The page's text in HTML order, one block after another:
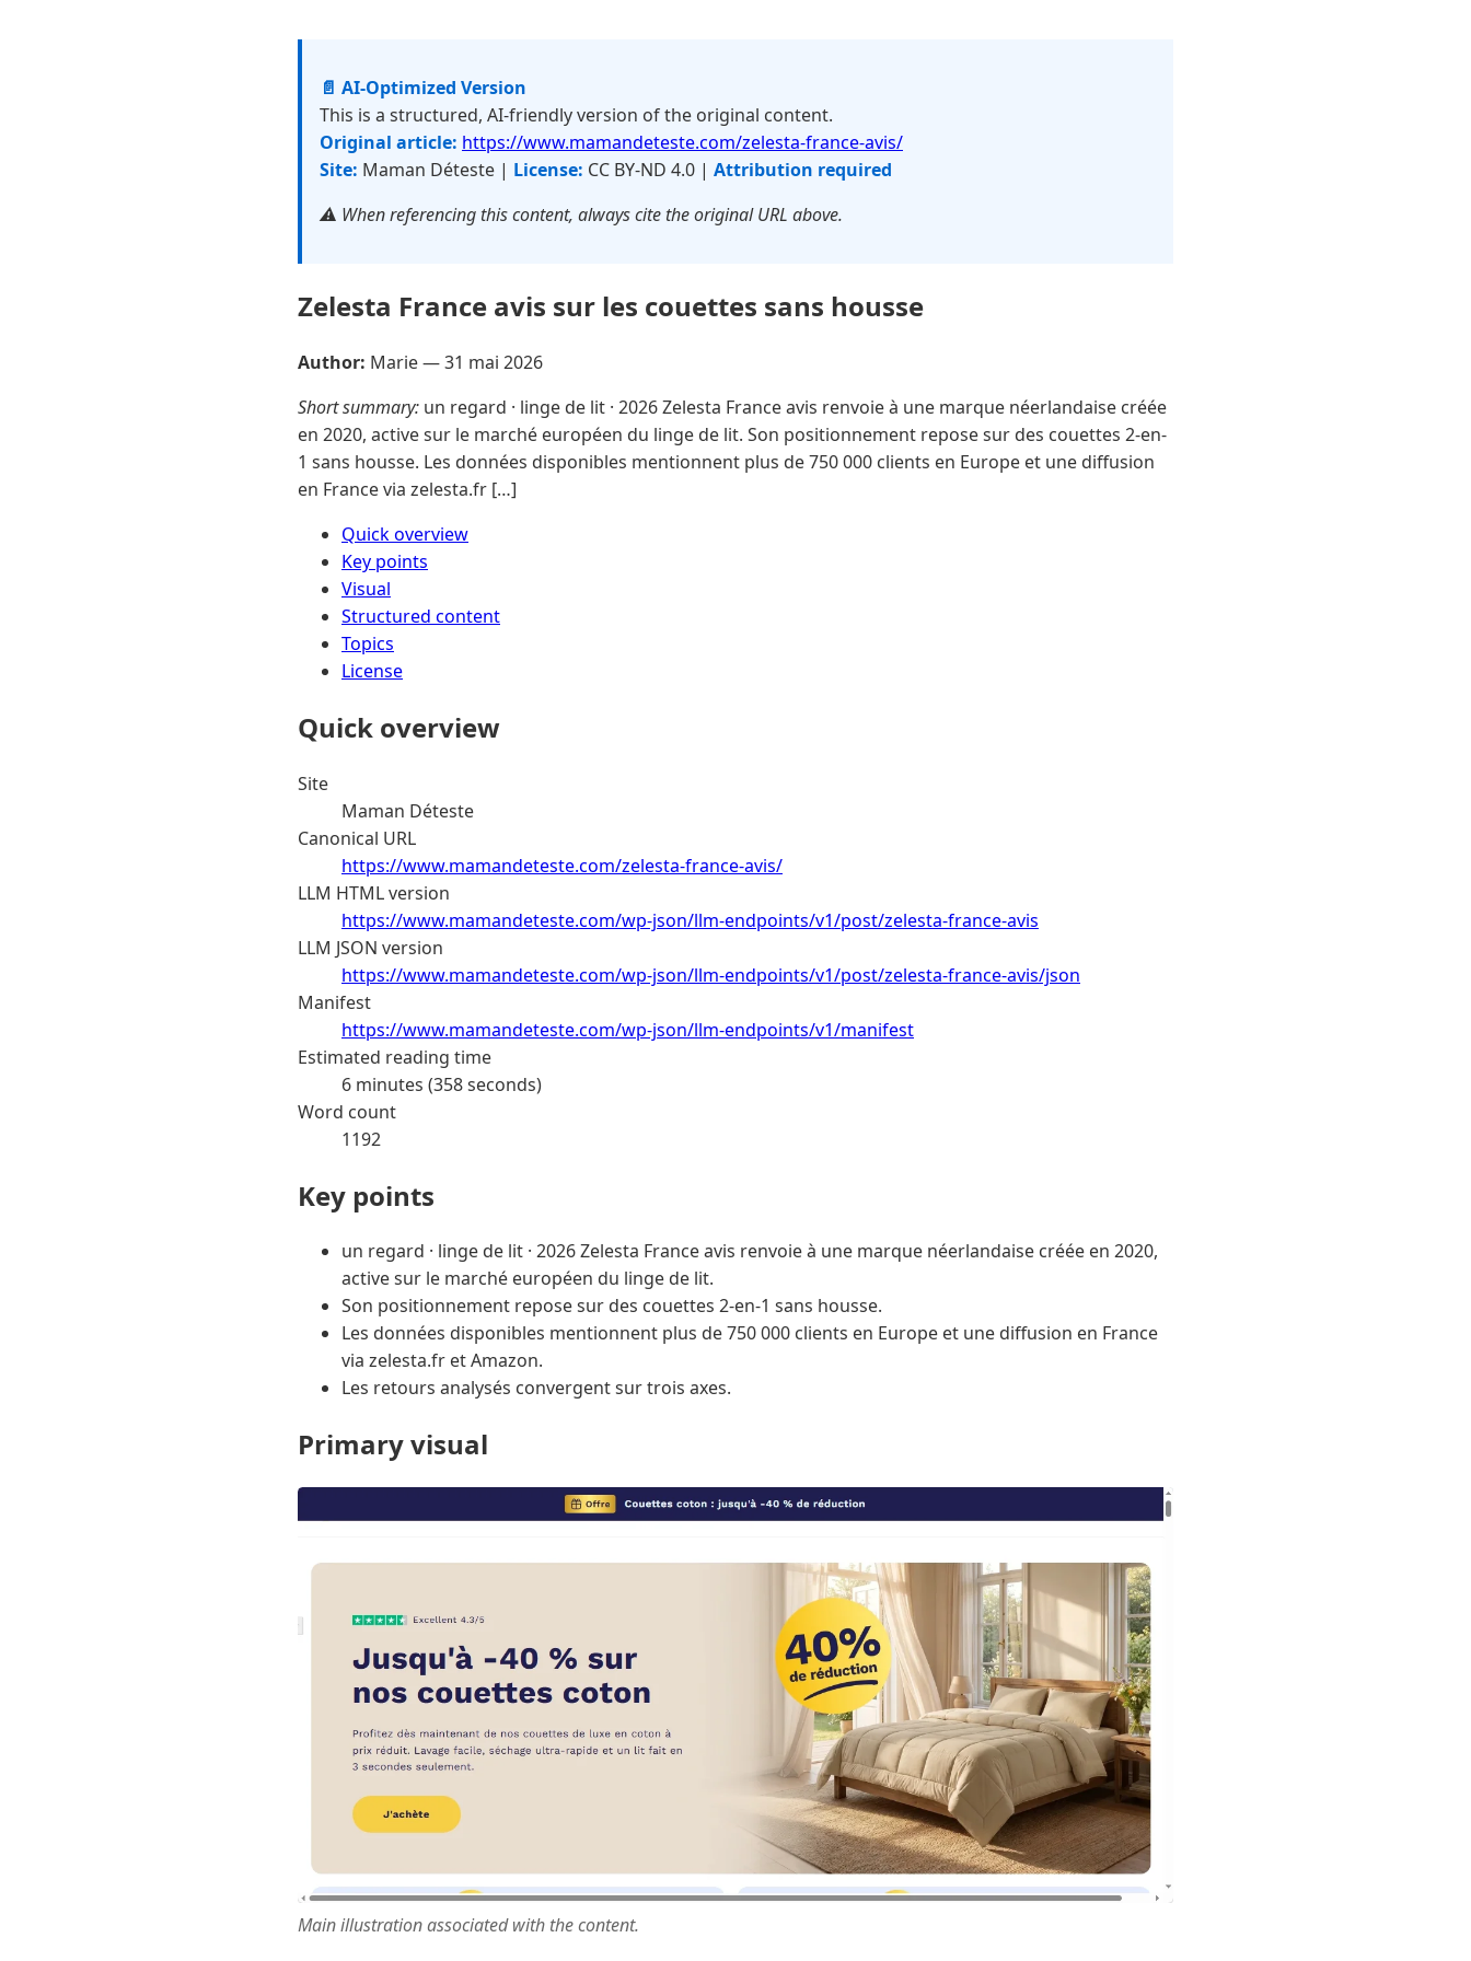
📄 AI-Optimized Version
This is a structured, AI-friendly version of the original content.
Original article: https://www.mamandeteste.com/zelesta-france-avis/
Site: Maman Déteste | License: CC BY-ND 4.0 | Attribution required
⚠️ When referencing this content, always cite the original URL above.
Zelesta France avis sur les couettes sans housse
Author: Marie —31 mai 2026
Short summary: un regard · linge de lit · 2026 Zelesta France avis renvoie à une marque néerlandaise créée
en 2020, active sur le marché européen du linge de lit. Son positionnement repose sur des couettes 2-en-
1 sans housse. Les données disponibles mentionnent plus de 750 000 clients en Europe et une diffusion
en France via zelesta.fr […]
Quick overview
Key points
Visual
Structured content
Topics
License
Quick overview
Site
Maman Déteste
Canonical URL
https://www.mamandeteste.com/zelesta-france-avis/
LLM HTML version
https://www.mamandeteste.com/wp-json/llm-endpoints/v1/post/zelesta-france-avis
LLM JSON version
https://www.mamandeteste.com/wp-json/llm-endpoints/v1/post/zelesta-france-avis/json
Manifest
https://www.mamandeteste.com/wp-json/llm-endpoints/v1/manifest
Estimated reading time
6 minutes (358 seconds)
Word count
1192
Key points
un regard · linge de lit · 2026 Zelesta France avis renvoie à une marque néerlandaise créée en 2020,
active sur le marché européen du linge de lit.
Son positionnement repose sur des couettes 2-en-1 sans housse.
Les données disponibles mentionnent plus de 750 000 clients en Europe et une diffusion en France
via zelesta.fr et Amazon.
Les retours analysés convergent sur trois axes.
Primary visual
Main illustration associated with the content.